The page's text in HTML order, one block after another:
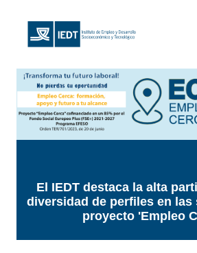
CONVOCATORIA
PRESENTACIÓN DEL
DIGITAL"
El IEDT destaca la alta
diversidad de perfiles en
proyecto 'Empleo